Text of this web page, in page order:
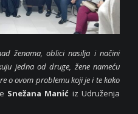
ženama, oblici nasilja i načini
jedna od druge, žene nameću
o ovom problemu koji je i te kako
Snežana Manić iz Udruženja